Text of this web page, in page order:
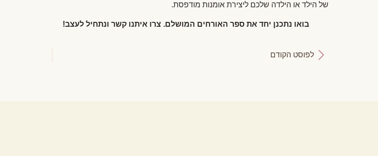
של הילד או הילדה שלכם ליצירת אומנות מודפסת.
בואו נתכנן יחד את ספר האורחים המושלם. צרו איתנו קשר ונתחיל לעצב!
לפוסט הקודם